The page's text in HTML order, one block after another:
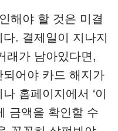
해야 할 것은 미결
. 결제일이 지나지
래가 남아있다면,
어야 카드 해지가
홈페이지에서 ‘이
금액을 확인할 수